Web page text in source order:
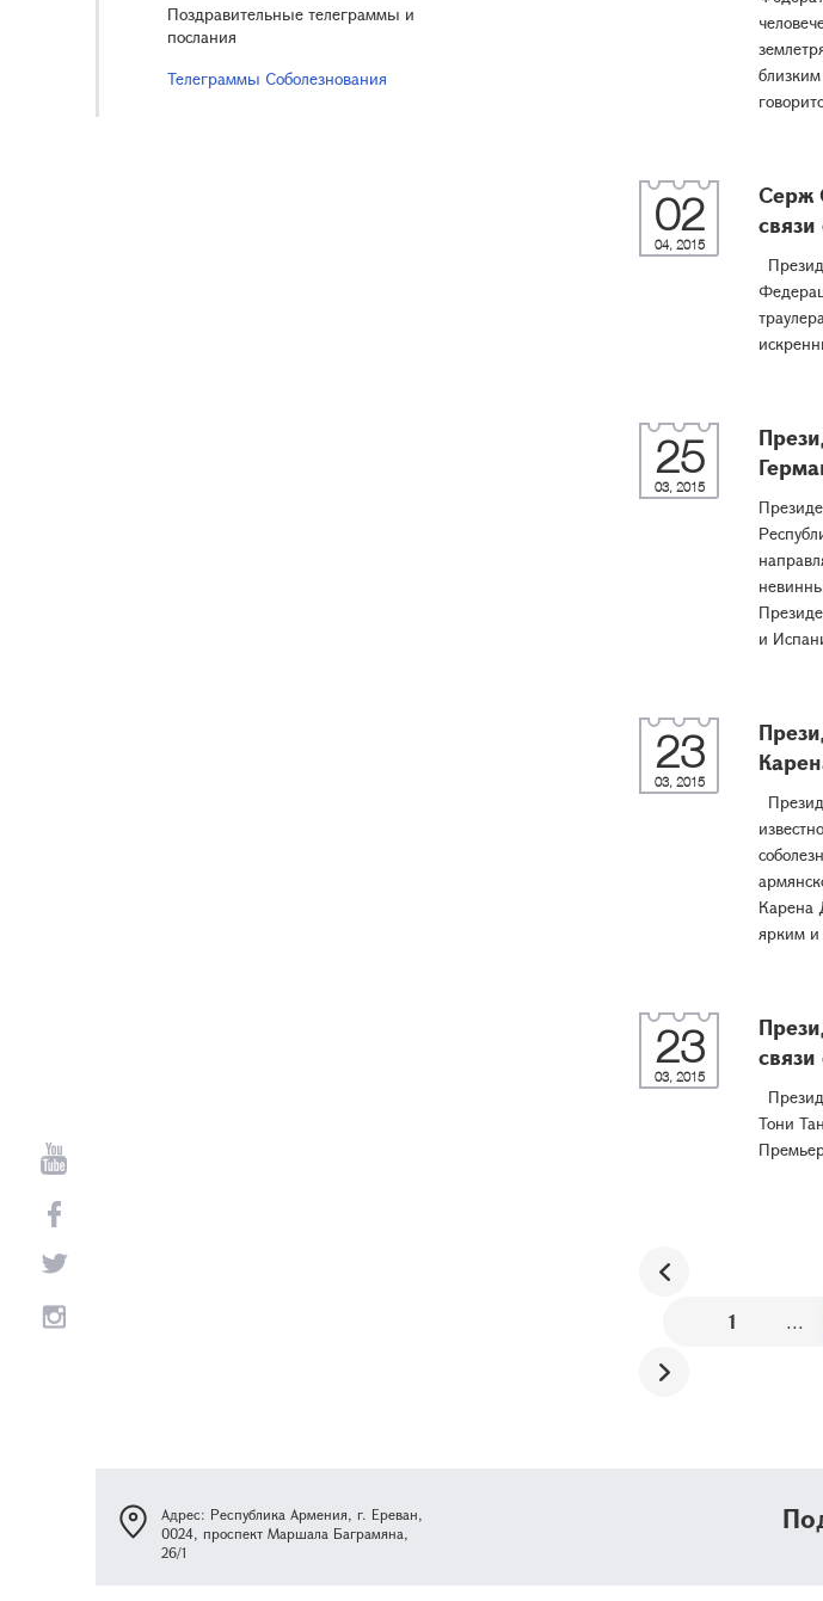
Поздравительные телеграммы и
послания
Телеграммы Соболезнования
02
04, 2015
Серж
25
03, 2015
и
23
03, 2015
Карена
ярким
23
03, 2015
Тони
1 ...
Адрес: Республика Армения, г. Ереван,
0024, проспект Маршала Баграмяна,
26/1